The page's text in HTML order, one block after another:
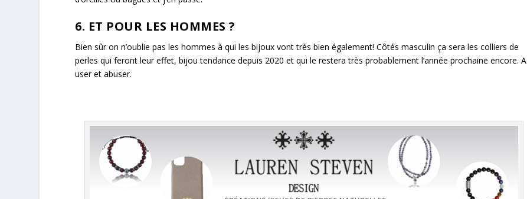
6. ET POUR LES HOMMES ?
Bien sûr on n’oublie pas les hommes à qui les bijoux vont très bien également! Côtés masculin ça sera les colliers de
perles qui feront leur effet, bijou tendance depuis 2020 et qui le restera très probablement l’année prochaine encore. A
user et abuser.